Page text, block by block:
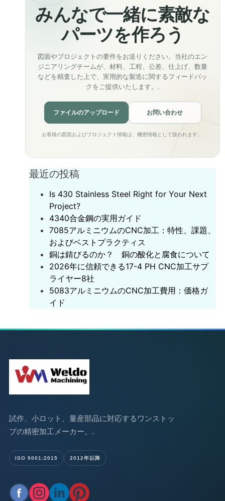
みんなで一緒に素敵な
パーツを作ろう
図面やプロジェクトの要件をお送りください。当社のエン
ジニアリングチームが、材料、工程、公差、仕上げ、数量
などを精査した上で、実用的な製造に関するフィードバッ
クをご提供いたします。.
ファイルのアップロード お問い合わせ
お客様の図面およびプロジェクト情報は、機密情報として扱われます。.
最近の投稿
Is 430 Stainless Steel Right for Your Next
Project?
‌4340合金鋼の実用ガイド‌
7085アルミニウムのCNC加工：特性、課題、
およびベストプラクティス
銅は錆びるのか？ 銅の酸化と腐食について
2026年に信頼できる17-4 PH CNC加工サプ
ライヤー8社
5083アルミニウムのCNC加工費用：価格ガ
イド
試作、小ロット、量産部品に対応するワンストッ
プの精密加工メーカー。.
ISO 9001:2015 2012年以降